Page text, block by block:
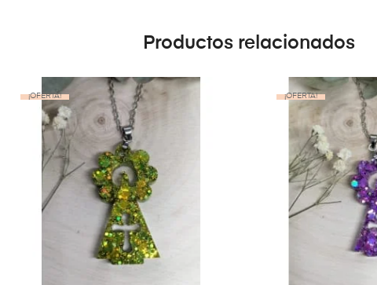
Productos relacionados
¡OFERTA! ¡OFERTA!